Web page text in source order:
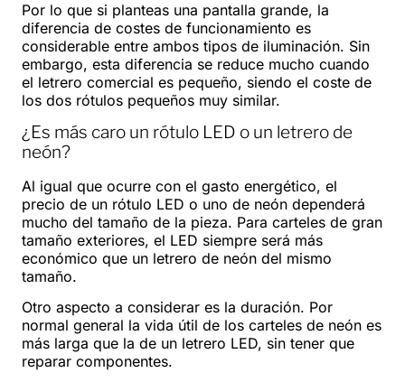
Por lo que si planteas una pantalla grande, la
diferencia de costes de funcionamiento es
considerable entre ambos tipos de iluminación. Sin
embargo, esta diferencia se reduce mucho cuando
el letrero comercial es pequeño, siendo el coste de
los dos rótulos pequeños muy similar.
¿Es más caro un rótulo LED o un letrero de
neón?
Al igual que ocurre con el gasto energético, el
precio de un rótulo LED o uno de neón dependerá
mucho del tamaño de la pieza. Para carteles de gran
tamaño exteriores, el LED siempre será más
económico que un letrero de neón del mismo
tamaño.
Otro aspecto a considerar es la duración. Por
normal general la vida útil de los carteles de neón es
más larga que la de un letrero LED, sin tener que
reparar componentes.